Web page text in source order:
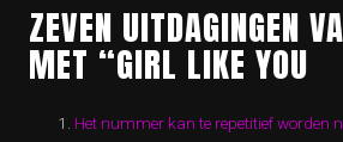
ZEVEN UITDAGINGEN
MET “GIRL LIKE YOU
Het nummer kan te repetitief worden